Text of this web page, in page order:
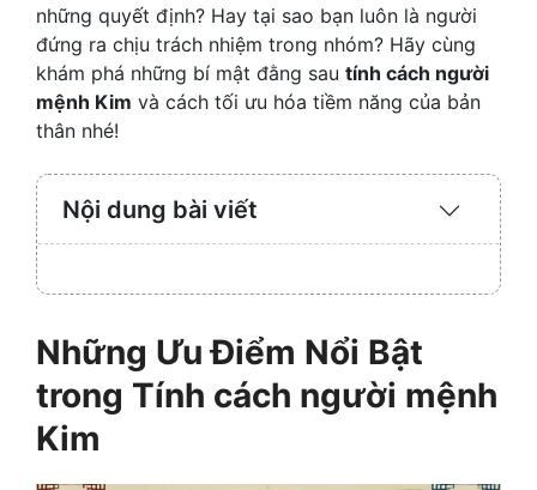
những quyết định? Hay tại sao bạn luôn là người
đứng ra chịu trách nhiệm trong nhóm? Hãy cùng
khám phá những bí mật đằng sau tính cách người
mệnh Kim và cách tối ưu hóa tiềm năng của bản
thân nhé!
Nội dung bài viết
Expand
Những Ưu Điểm Nổi Bật
trong Tính cách người mệnh
Kim